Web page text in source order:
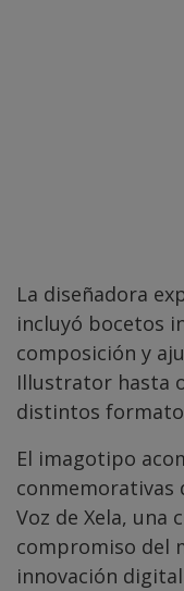
La diseñadora
incluyó bocetos
composición y
Illustrator hasta
distintos
El imagotipo
conmemorativas
Voz de Xela, una
compromiso del
innovación